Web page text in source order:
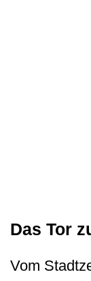
Das Tor
Vom